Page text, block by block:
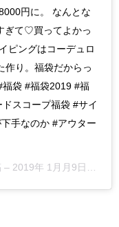
円に。 なんとな
ぎて♡買ってよかっ
ピングはコーデュロ
作り。福袋だからっ
袋 #福袋2019 #福
スコープ福袋 #サイ
手なのか #アウター
– 2019年 1月月9日午前3時31分PST